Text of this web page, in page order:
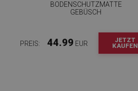
BODENSCHUTZMATTE
GEBÜSCH
PREIS: 44.99 EUR
JETZT
KAUFEN